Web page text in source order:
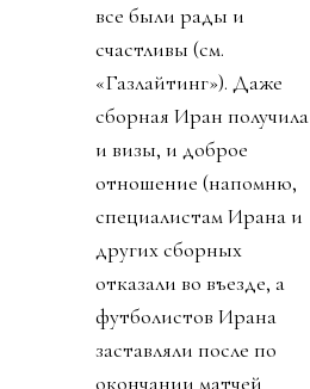
все были рады и
счастливы (см.
«Газлайтинг»). Даже
сборная Иран получила
и визы, и доброе
отношение (напомню,
специалистам Ирана и
других сборных
отказали во въезде, а
футболистов Ирана
заставляли после по
окончании матчей